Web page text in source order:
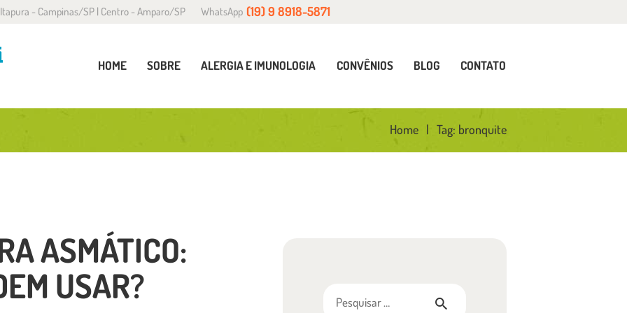
- Campinas/SP | Centro - Amparo/SP WhatsApp (19) 9 8918-5871
HOME SOBRE ALERGIA E IMUNOLOGIA CONVÊNIOS BLOG CONTATO
Home Tag: bronquite
E IMUNOLOGIA
ASMÁTICO:
USAR?